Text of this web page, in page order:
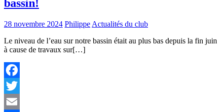
bassin!
28 novembre 2024 Philippe Actualités du club
Le niveau de l’eau sur notre bassin était au plus bas depuis la fin juin
à cause de travaux sur[…]
Facebook
Twitter